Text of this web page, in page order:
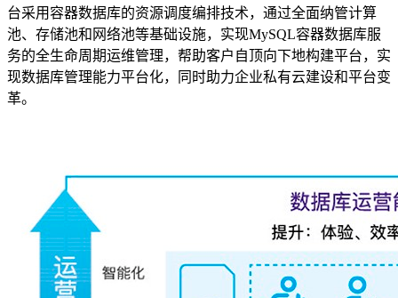
台采用容器数据库的资源调度编排技术，通过全面纳管计算
池、存储池和网络池等基础设施，实现MySQL容器数据库服
务的全生命周期运维管理，帮助客户自顶向下地构建平台，实
现数据库管理能力平台化，同时助力企业私有云建设和平台变
革。